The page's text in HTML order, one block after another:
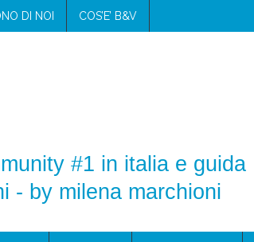
DI NOI COS’E’ B&V
#1 in italia e guida
- by milena marchioni